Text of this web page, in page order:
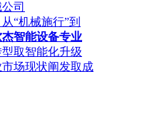
司
“机械施行”到
智能设备专业
取智能化升级
场现状阐发取成